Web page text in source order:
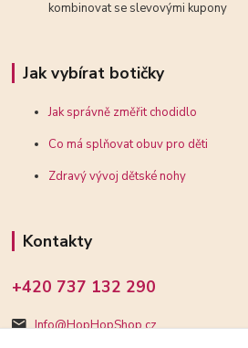
kombinovat se slevovými kupony
Jak vybírat botičky
Jak správně změřit chodidlo
Co má splňovat obuv pro děti
Zdravý vývoj dětské nohy
Kontakty
+420 737 132 290
Info@HopHopShop.cz